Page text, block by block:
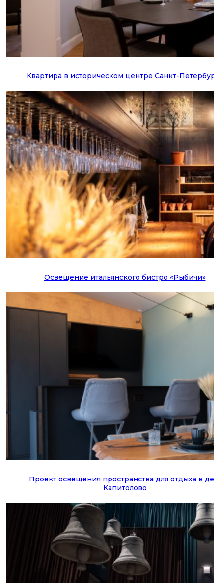
Квартира в историческом центре Санкт-
Освещение итальянского бистро «Рыбичи»
Проект освещения пространства для отдыха в дер.
Капитолово